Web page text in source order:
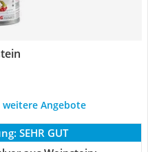
Angebote
SEHR GUT